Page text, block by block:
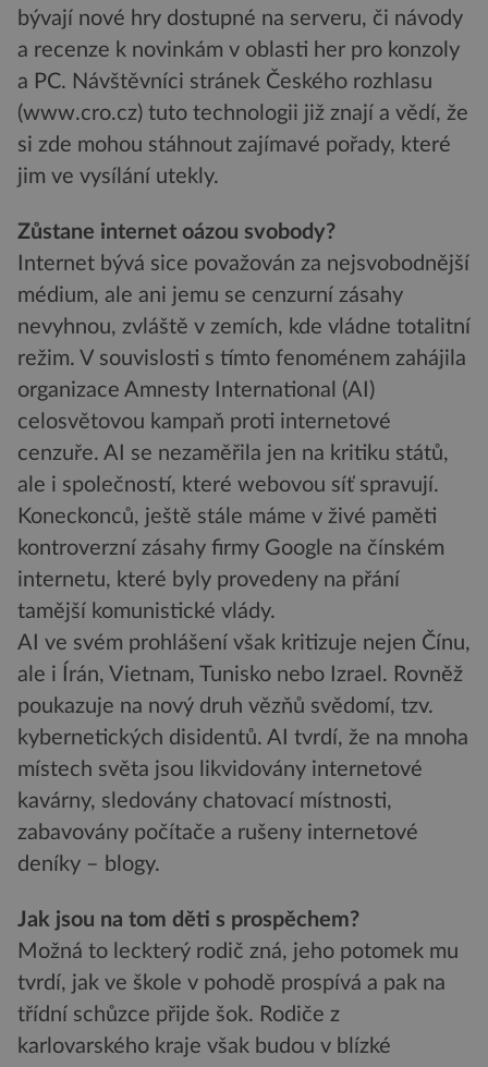
bývají nové hry dostupné na serveru, či návody
a recenze k novinkám v oblasti her pro konzoly
a PC. Návštěvníci stránek Českého rozhlasu
(www.cro.cz) tuto technologii již znají a vědí, že
si zde mohou stáhnout zajímavé pořady, které
jim ve vysílání utekly.
Zůstane internet oázou svobody?
Internet bývá sice považován za nejsvobodnější
médium, ale ani jemu se cenzurní zásahy
nevyhnou, zvláště v zemích, kde vládne totalitní
režim. V souvislosti s tímto fenoménem zahájila
organizace Amnesty International (AI)
celosvětovou kampaň proti internetové
cenzuře. AI se nezaměřila jen na kritiku států,
ale i společností, které webovou síť spravují.
Koneckonců, ještě stále máme v živé paměti
kontroverzní zásahy firmy Google na čínském
internetu, které byly provedeny na přání
tamější komunistické vlády.
AI ve svém prohlášení však kritizuje nejen Čínu,
ale i Írán, Vietnam, Tunisko nebo Izrael. Rovněž
poukazuje na nový druh vězňů svědomí, tzv.
kybernetických disidentů. AI tvrdí, že na mnoha
místech světa jsou likvidovány internetové
kavárny, sledovány chatovací místnosti,
zabavovány počítače a rušeny internetové
deníky – blogy.
Jak jsou na tom děti s prospěchem?
Možná to leckterý rodič zná, jeho potomek mu
tvrdí, jak ve škole v pohodě prospívá a pak na
třídní schůzce přijde šok. Rodiče z
karlovarského kraje však budou v blízké